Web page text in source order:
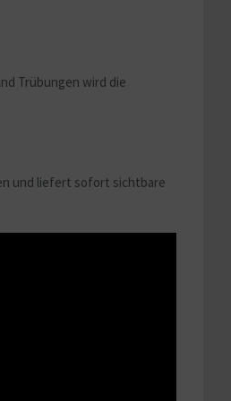
Trübungen wird die
und liefert sofort sichtbare